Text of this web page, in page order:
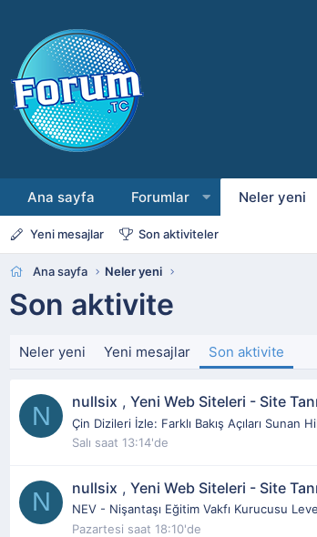
Ana sayfa Forumlar Neler yeni
Yeni mesajlar Son aktiviteler
Ana sayfa Neler yeni
Son aktivite
Neler yeni Yeni mesajlar Son aktivite
N nullsix , Yeni Web Siteleri - Site
Çin Dizileri İzle: Farklı Bakış Açıları
Salı saat 13:14'de
N nullsix , Yeni Web Siteleri - Site
NEV - Nişantaşı Eğitim Vakfı Kurucusu
Pazartesi saat 18:10'de